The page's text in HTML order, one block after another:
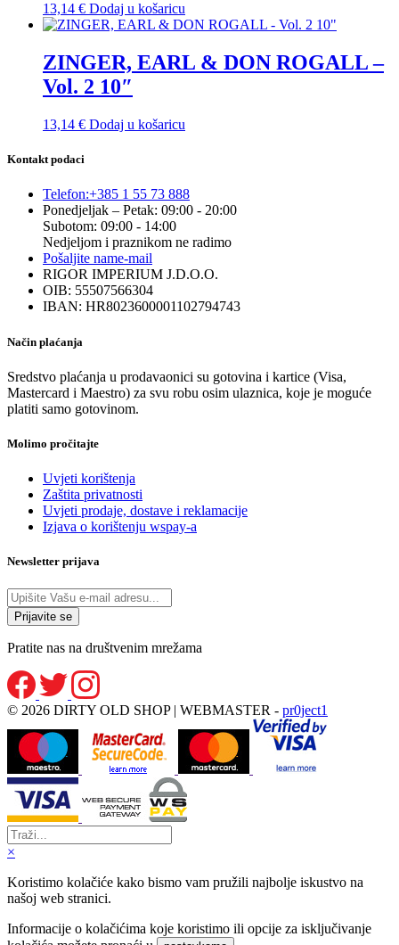
13,14 € Dodaj u košaricu
ZINGER, EARL & DON ROGALL –
Vol. 2 10″
13,14 € Dodaj u košaricu
Kontakt podaci
Telefon:+385 1 55 73 888
Ponedjeljak – Petak: 09:00 - 20:00
Subotom: 09:00 - 14:00
Nedjeljom i praznikom ne radimo
Pošaljite name-mail
RIGOR IMPERIUM J.D.O.O.
OIB: 55507566304
IBAN: HR8023600001102794743
Način plaćanja
Sredstvo plaćanja u prodavaonici su gotovina i kartice (Visa,
Mastercard i Maestro) za svu robu osim ulaznica, koje je moguće
platiti samo gotovinom.
Molimo pročitajte
Uvjeti korištenja
Zaštita privatnosti
Uvjeti prodaje, dostave i reklamacije
Izjava o korištenju wspay-a
Newsletter prijava
Pratite nas na društvenim mrežama
© 2026 DIRTY OLD SHOP | WEBMASTER - pr0ject1
×
Koristimo kolačiće kako bismo vam pružili najbolje iskustvo na
našoj web stranici.
Informacije o kolačićima koje koristimo ili opcije za isključivanje